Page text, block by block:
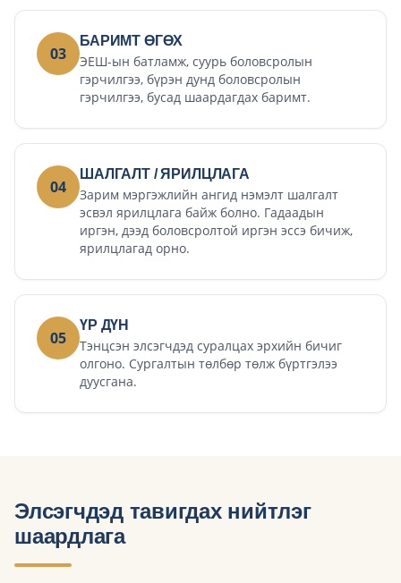
03
БАРИМТ ӨГӨХ
ЭЕШ-ын батламж, суурь боловсролын
гэрчилгээ, бүрэн дунд боловсролын
гэрчилгээ, бусад шаардагдах баримт.
04
ШАЛГАЛТ / ЯРИЛЦЛАГА
Зарим мэргэжлийн ангид нэмэлт шалгалт
эсвэл ярилцлага байж болно. Гадаадын
иргэн, дээд боловсролтой иргэн эссэ бичиж,
ярилцлагад орно.
05
ҮР ДҮН
Тэнцсэн элсэгчдэд суралцах эрхийн бичиг
олгоно. Сургалтын төлбөр төлж бүртгэлээ
дуусгана.
Элсэгчдэд тавигдах нийтлэг
шаардлага